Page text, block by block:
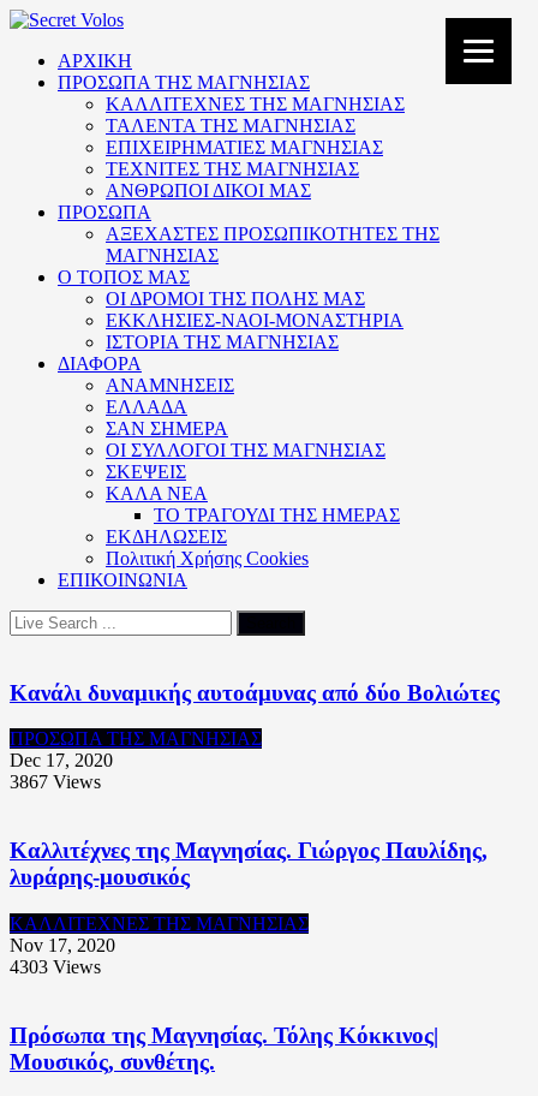
ΑΡΧΙΚΗ
ΠΡΟΣΩΠΑ ΤΗΣ ΜΑΓΝΗΣΙΑΣ
ΚΑΛΛΙΤΕΧΝΕΣ ΤΗΣ ΜΑΓΝΗΣΙΑΣ
ΤΑΛΕΝΤΑ ΤΗΣ ΜΑΓΝΗΣΙΑΣ
ΕΠΙΧΕΙΡΗΜΑΤΙΕΣ ΜΑΓΝΗΣΙΑΣ
ΤΕΧΝΙΤΕΣ ΤΗΣ ΜΑΓΝΗΣΙΑΣ
ΑΝΘΡΩΠΟΙ ΔΙΚΟΙ ΜΑΣ
ΠΡΟΣΩΠΑ
ΑΞΕΧΑΣΤΕΣ ΠΡΟΣΩΠΙΚΟΤΗΤΕΣ ΤΗΣ
ΜΑΓΝΗΣΙΑΣ
Ο ΤΟΠΟΣ ΜΑΣ
ΟΙ ΔΡΟΜΟΙ ΤΗΣ ΠΟΛΗΣ ΜΑΣ
ΕΚΚΛΗΣΙΕΣ-ΝΑΟΙ-ΜΟΝΑΣΤΗΡΙΑ
ΙΣΤΟΡΙΑ ΤΗΣ ΜΑΓΝΗΣΙΑΣ
ΔΙΑΦΟΡΑ
ΑΝΑΜΝΗΣΕΙΣ
ΕΛΛΑΔΑ
ΣΑΝ ΣΗΜΕΡΑ
ΟΙ ΣΥΛΛΟΓΟΙ ΤΗΣ ΜΑΓΝΗΣΙΑΣ
ΣΚΕΨΕΙΣ
ΚΑΛΑ ΝΕΑ
ΤΟ ΤΡΑΓΟΥΔΙ ΤΗΣ ΗΜΕΡΑΣ
ΕΚΔΗΛΩΣΕΙΣ
Πολιτική Xρήσης Cookies
ΕΠΙΚΟΙΝΩΝΙΑ
Κανάλι δυναμικής αυτοάμυνας από δύο Βολιώτες
ΠΡΟΣΩΠΑ ΤΗΣ ΜΑΓΝΗΣΙΑΣ
Dec 17, 2020
3867 Views
Καλλιτέχνες της Μαγνησίας. Γιώργος Παυλίδης,
λυράρης-μουσικός
ΚΑΛΛΙΤΕΧΝΕΣ ΤΗΣ ΜΑΓΝΗΣΙΑΣ
Nov 17, 2020
4303 Views
Πρόσωπα της Μαγνησίας. Τόλης Κόκκινος|
Μουσικός, συνθέτης.